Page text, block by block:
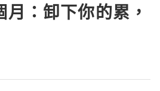
月：卸下你的累，